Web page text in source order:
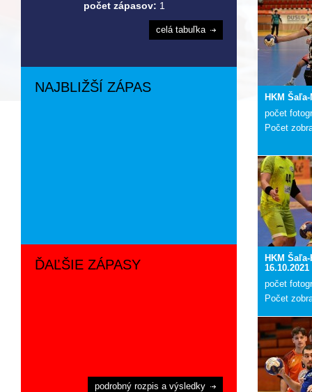
HKM
počet
Počet
HKM
16.10.2021
počet
Počet
počet zápasov: 1
celá tabuľka
NAJBLIŽŠÍ ZÁPAS
ĎAĽŠIE ZÁPASY
podrobný rozpis a výsledky